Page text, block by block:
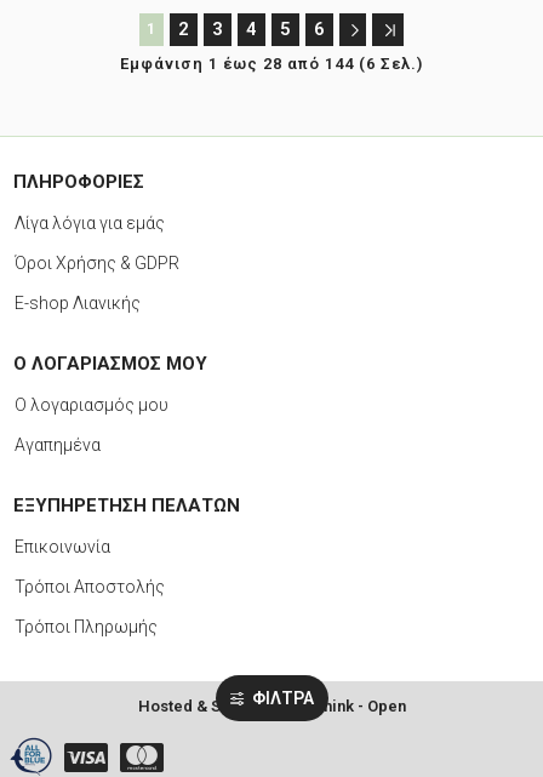
1 2 3 4 5 6
Εμφάνιση 1 έως 28 από 144 (6 Σελ.)
ΠΛΗΡΟΦΟΡΙΕΣ
Λίγα λόγια για εμάς
Όροι Χρήσης & GDPR
E-shop Λιανικής
Ο ΛΟΓΑΡΙΑΣΜΟΣ ΜΟΥ
Ο λογαριασμός μου
Αγαπημένα
EΞΥΠΗΡΕΤΗΣΗ ΠΕΛΑΤΩΝ
Επικοινωνία
Τρόποι Αποστολής
Τρόποι Πληρωμής
Hosted & Supported by Think - Open
ΦΙΛΤΡΑ